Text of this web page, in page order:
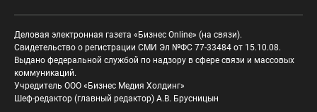
Деловая электронная газета «Бизнес Online» (на связи).
Свидетельство о регистрации СМИ Эл №ФС 77-33484 от 15.10.08.
Выдано федеральной службой по надзору в сфере связи и массовых
коммуникаций.
Учредитель ООО «Бизнес Медия Холдинг»
Шеф-редактор (главный редактор) А.В. Брусницын